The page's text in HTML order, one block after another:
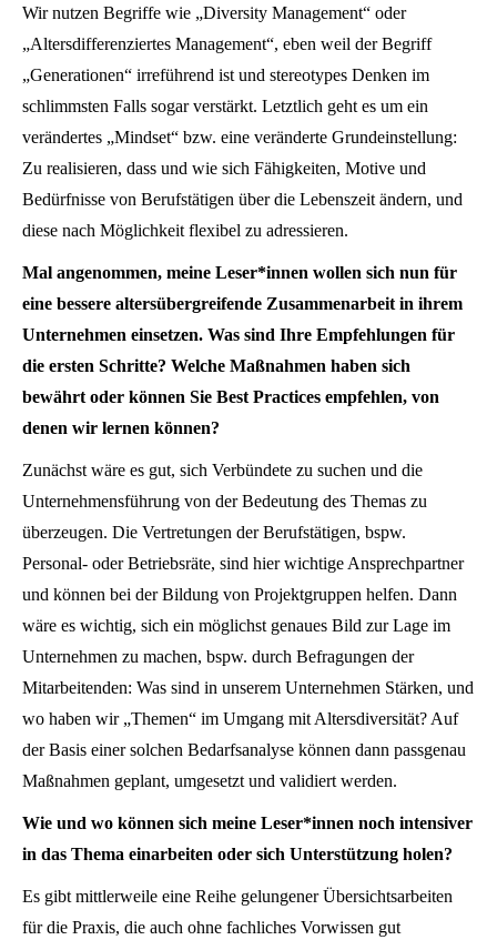
Wir nutzen Begriffe wie „Diversity Management“ oder
„Altersdifferenziertes Management“, eben weil der Begriff
„Generationen“ irreführend ist und stereotypes Denken im
schlimmsten Falls sogar verstärkt. Letztlich geht es um ein
verändertes „Mindset“ bzw. eine veränderte Grundeinstellung:
Zu realisieren, dass und wie sich Fähigkeiten, Motive und
Bedürfnisse von Berufstätigen über die Lebenszeit ändern, und
diese nach Möglichkeit flexibel zu adressieren.
Mal angenommen, meine Leser*innen wollen sich nun für
eine bessere altersübergreifende Zusammenarbeit in ihrem
Unternehmen einsetzen. Was sind Ihre Empfehlungen für
die ersten Schritte? Welche Maßnahmen haben sich
bewährt oder können Sie Best Practices empfehlen, von
denen wir lernen können?
Zunächst wäre es gut, sich Verbündete zu suchen und die
Unternehmensführung von der Bedeutung des Themas zu
überzeugen. Die Vertretungen der Berufstätigen, bspw.
Personal- oder Betriebsräte, sind hier wichtige Ansprechpartner
und können bei der Bildung von Projektgruppen helfen. Dann
wäre es wichtig, sich ein möglichst genaues Bild zur Lage im
Unternehmen zu machen, bspw. durch Befragungen der
Mitarbeitenden: Was sind in unserem Unternehmen Stärken, und
wo haben wir „Themen“ im Umgang mit Altersdiversität? Auf
der Basis einer solchen Bedarfsanalyse können dann passgenau
Maßnahmen geplant, umgesetzt und validiert werden.
Wie und wo können sich meine Leser*innen noch intensiver
in das Thema einarbeiten oder sich Unterstützung holen?
Es gibt mittlerweile eine Reihe gelungener Übersichtsarbeiten
für die Praxis, die auch ohne fachliches Vorwissen gut